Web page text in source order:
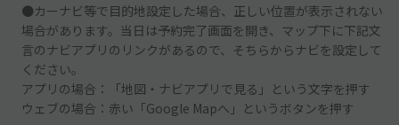
●カーナビ等で目的地設定した場合、正しい位置が表示されない
場合があります。当日は予約完了画面を開き、マップ下に下記文
言のナビアプリのリンクがあるので、そちらからナビを設定して
ください。
アプリの場合：「地図・ナビアプリで見る」という文字を押す
ウェブの場合：赤い「Google Mapへ」というボタンを押す